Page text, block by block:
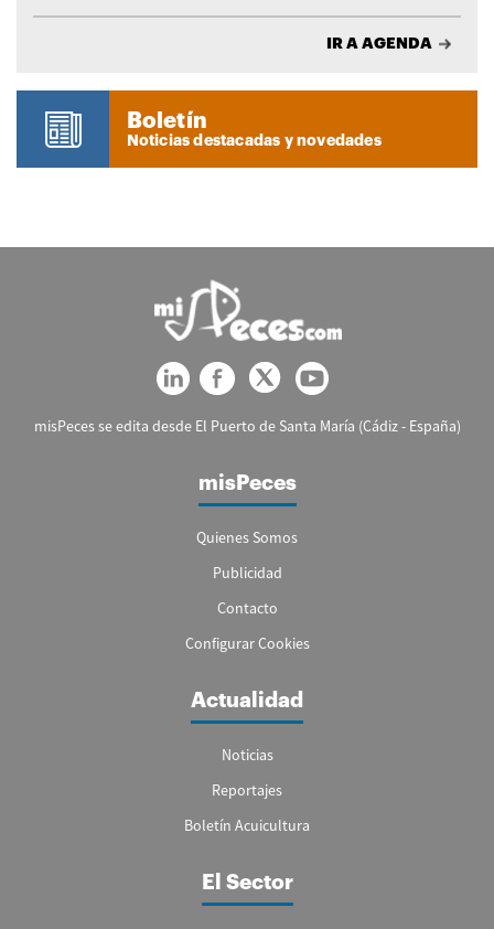
IR A AGENDA
Boletín
Noticias destacadas y novedades
misPeces se edita desde El Puerto de Santa María (Cádiz - España)
misPeces
Quienes Somos
Publicidad
Contacto
Configurar Cookies
Actualidad
Noticias
Reportajes
Boletín Acuicultura
El Sector